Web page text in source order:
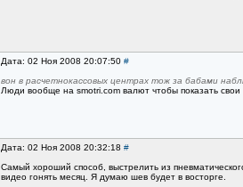
Дата: 02 Ноя 2008 20:07:50 #
вон в расчетнокассовых центрах тож за бабами
Люди вообще на smotri.com валют чтобы показать свои
Дата: 02 Ноя 2008 20:32:18 #
Самый хороший способ, выстрелить из
видео гонять месяц. Я думаю шев будет в восторге.